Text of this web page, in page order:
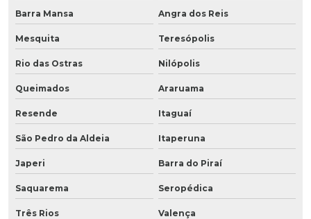
Barra Mansa Angra dos Reis
Mesquita Teresópolis
Rio das Ostras Nilópolis
Queimados Araruama
Resende Itaguaí
São Pedro da Aldeia Itaperuna
Japeri Barra do Piraí
Saquarema Seropédica
Três Rios Valença